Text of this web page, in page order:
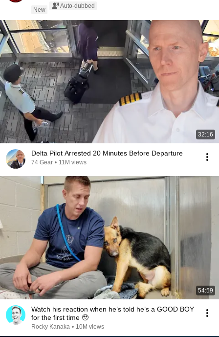
New
Auto-dubbed
32:16
Delta Pilot Arrested 20 Minutes Before Departure
74 Gear • 11M views
54:59
Watch his reaction when he’s told he’s a GOOD BOY
for the first time 🥹
Rocky Kanaka • 10M views